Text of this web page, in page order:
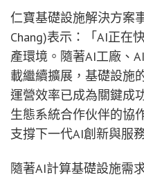
仁寶基礎設施解決方案
Chang)表示：「AI正在
產環境。隨著AI工廠、
載繼續擴展，基礎設施
運營效率已成為關鍵成
生態系統合作伙伴的協
支撐下一代AI創新與服
隨著AI計算基礎設施需